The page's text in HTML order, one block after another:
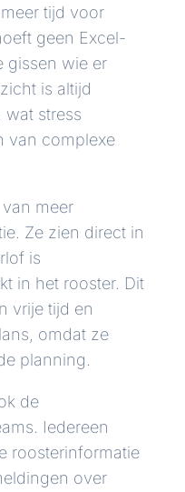
tijd voor
geen Excel-
gissen wie er
is altijd
wat stress
van complexe
meer
Ze zien direct in
is
in het rooster. Dit
vrije tijd en
omdat ze
planning.
de
Iedereen
roosterinformatie
over